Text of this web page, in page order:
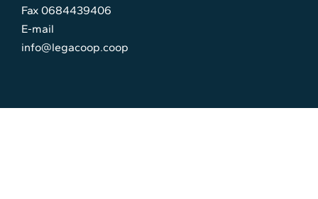
Fax 0684439406
E-mail
info@legacoop.coop